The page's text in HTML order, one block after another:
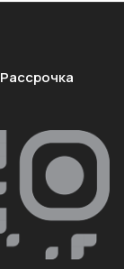
Рассрочка